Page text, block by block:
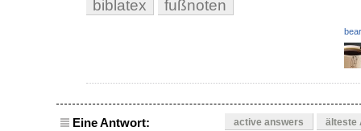
biblatex fußnoten
Eine Antwort: active answers älteste